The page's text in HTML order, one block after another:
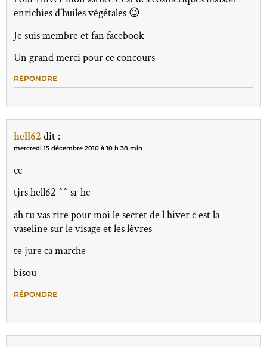
enrichies d'huiles végétales 😉
Je suis membre et fan facebook
Un grand merci pour ce concours
RÉPONDRE
hell62 dit :
mercredi 15 décembre 2010 à 10 h 38 min
cc
tjrs hell62 ^^ sr hc
ah tu vas rire pour moi le secret de l hiver c est la
vaseline sur le visage et les lèvres
te jure ca marche
bisou
RÉPONDRE